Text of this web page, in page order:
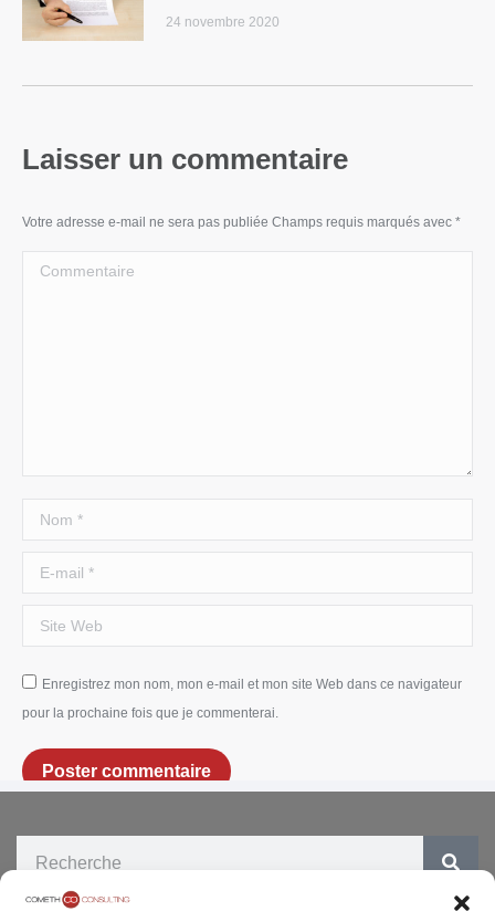
24 novembre 2020
Laisser un commentaire
Votre adresse e-mail ne sera pas publiée Champs requis marqués avec *
Commentaire
Nom *
E-mail *
Site Web
Enregistrez mon nom, mon e-mail et mon site Web dans ce navigateur
pour la prochaine fois que je commenterai.
Poster commentaire